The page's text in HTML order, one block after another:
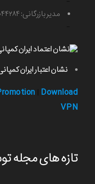
مدیر بازرگانی: ۰۹۳۳۰۰۴۴۲۸۴
نشان اعتبار ایران
Download
VPN
تازه های مجله